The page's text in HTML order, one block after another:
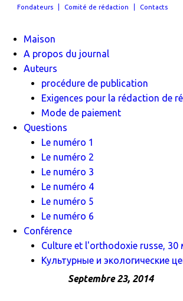
Fondateurs Comité de rédaction Contacts
Maison
A propos du journal
Auteurs
procédure de publication
Exigences pour la rédaction de
Mode de paiement
Questions
Le numéro 1
Le numéro 2
Le numéro 3
Le numéro 4
Le numéro 5
Le numéro 6
Conférence
Culture et l'orthodoxie russe, 30
Культурные и экологические
Septembre 23, 2014